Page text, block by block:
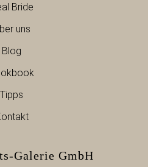
Galerie GmbH
Bride
uns
Blog
Tipps